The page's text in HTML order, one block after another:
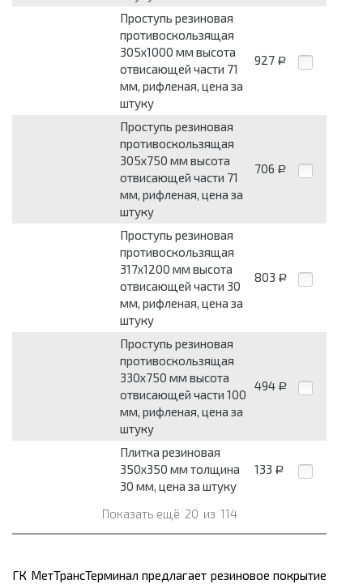
Проступь резиновая
противоскользящая
305x1000 мм высота
отвисающей части 71
мм, рифленая, цена за
штуку
927 Р
Проступь резиновая
противоскользящая
305x750 мм высота
отвисающей части 71
мм, рифленая, цена за
штуку
706 Р
Проступь резиновая
противоскользящая
317x1200 мм высота
отвисающей части 30
мм, рифленая, цена за
штуку
803 Р
Проступь резиновая
противоскользящая
330x750 мм высота
отвисающей части 100
мм, рифленая, цена за
штуку
494 Р
Плитка резиновая
350x350 мм толщина
30 мм, цена за штуку
133 Р
Показать ещё 20 из 114
ГК МетТрансТерминал предлагает резиновое покрытие